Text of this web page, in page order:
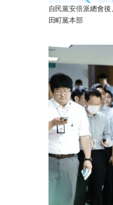
自民黨安倍派總會
田町黨本部